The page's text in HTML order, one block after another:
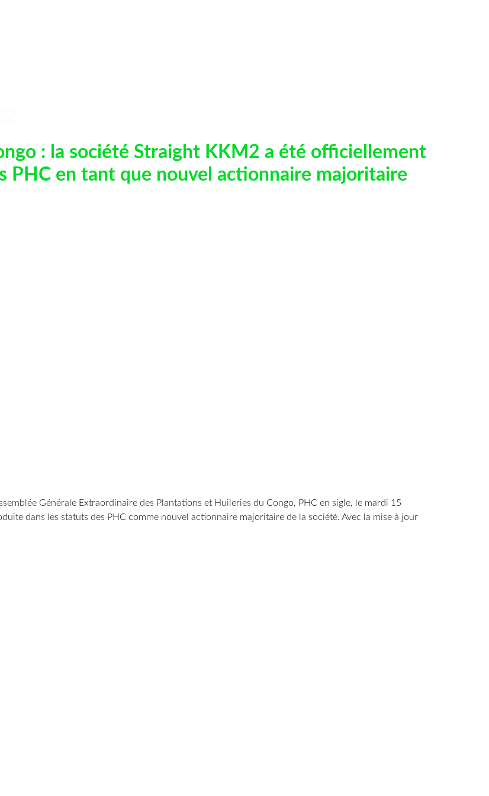
: la société Straight KKM2 a été officiellement
PHC en tant que nouvel actionnaire majoritaire
Générale Extraordinaire des Plantations et Huileries du Congo, PHC en sigle, le mardi 15
dans les statuts des PHC comme nouvel actionnaire majoritaire de la société. Avec la mise à jour